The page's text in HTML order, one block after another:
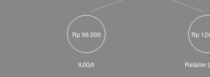
Rp 99.000
IUIGA
Rp
Retailer